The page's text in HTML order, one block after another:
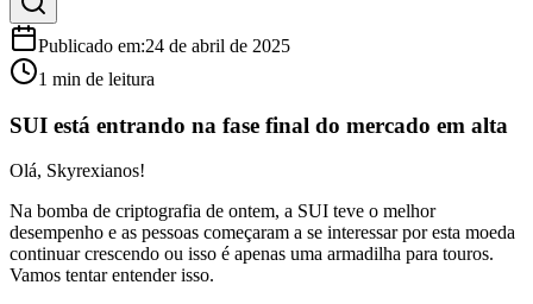
Publicado em:24 de abril de 2025
1 min de leitura
SUI está entrando na fase final do mercado em alta
Olá, Skyrexianos!
Na bomba de criptografia de ontem, a SUI teve o melhor
desempenho e as pessoas começaram a se interessar por esta moeda
continuar crescendo ou isso é apenas uma armadilha para touros.
Vamos tentar entender isso.